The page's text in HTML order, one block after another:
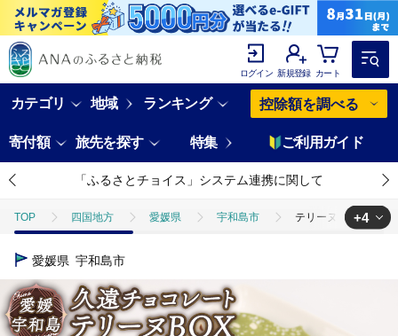
ログイン 新規登録 カート
カテゴリ 地域 ランキング 控除額を調べる
寄付額 旅先を探す 特集 ご利用ガイド
「ふるさとチョイス」システム連携に関して
TOP 四国地方 愛媛県 宇和島市 テリーヌＢＯＸ 久
TOP
TOP パン・菓子類
TOP パン・菓子類 洋菓子 チョコレート
+4
愛媛県 宇和島市